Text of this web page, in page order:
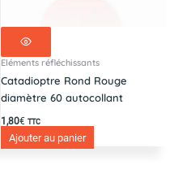
Eléments réfléchissants
Catadioptre Rond Rouge
diamètre 60 autocollant
1,80€ TTC
Ajouter au panier